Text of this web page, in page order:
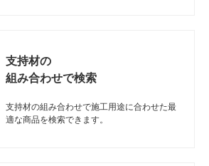
支持材の
組み合わせで検索
支持材の組み合わせで施工用途に合わせた最
適な商品を検索できます。